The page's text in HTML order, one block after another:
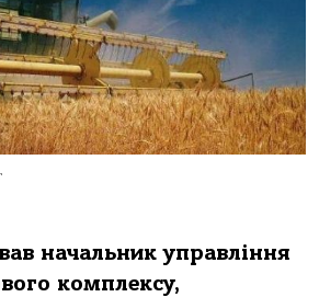
начальник управління
комплексу,